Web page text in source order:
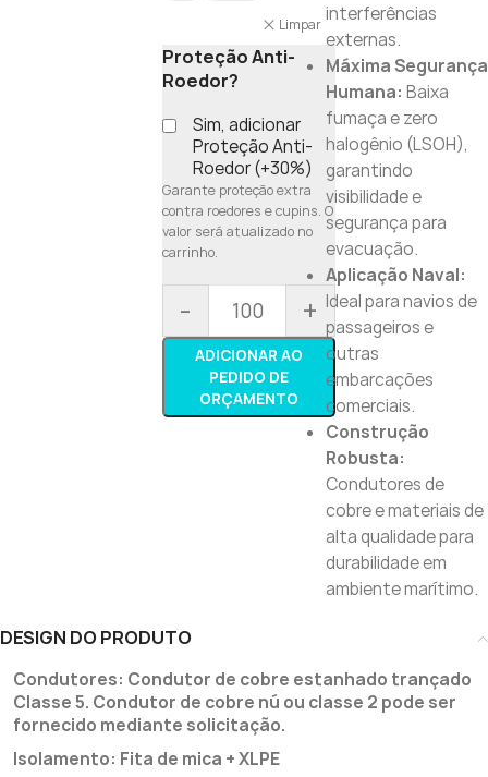
Limpar
Proteção Anti-
Roedor?
Sim, adicionar
Proteção Anti-
Roedor (+30%)
Garante proteção extra
contra roedores e cupins. O
valor será atualizado no
carrinho.
- +
ADICIONAR AO
PEDIDO DE
ORÇAMENTO
interferências
externas.
Máxima Segurança
Humana: Baixa
fumaça e zero
halogênio (LSOH),
garantindo
visibilidade e
segurança para
evacuação.
Aplicação Naval:
Ideal para navios de
passageiros e
outras
embarcações
comerciais.
Construção
Robusta:
Condutores de
cobre e materiais de
alta qualidade para
durabilidade em
ambiente marítimo.
DESIGN DO PRODUTO
Condutores: Condutor de cobre estanhado trançado
Classe 5. Condutor de cobre nú ou classe 2 pode ser
fornecido mediante solicitação.
Isolamento: Fita de mica + XLPE